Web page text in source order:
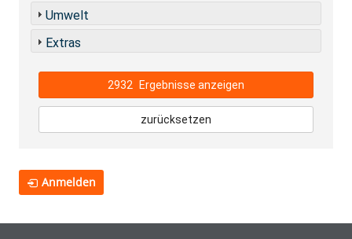
Umwelt
Extras
2932 Ergebnisse anzeigen
zurücksetzen
Anmelden